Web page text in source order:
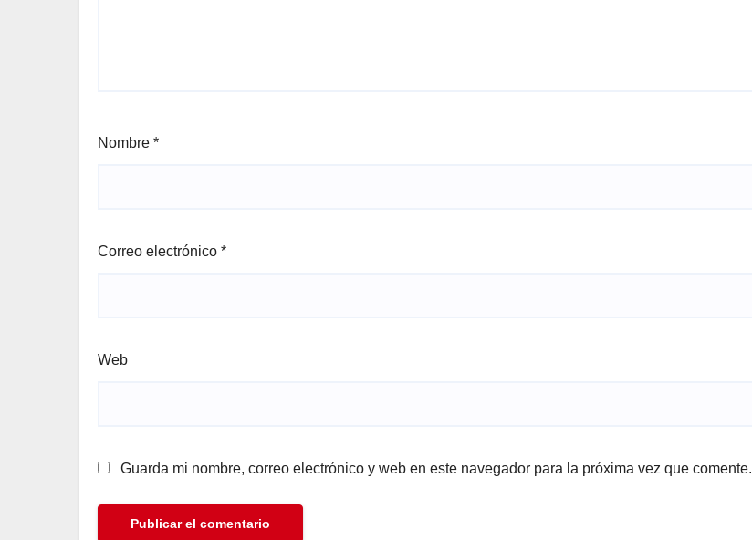
Nombre *
Correo electrónico *
Web
Guarda mi nombre, correo electrónico y web en este navegador para la próxima vez que comente.